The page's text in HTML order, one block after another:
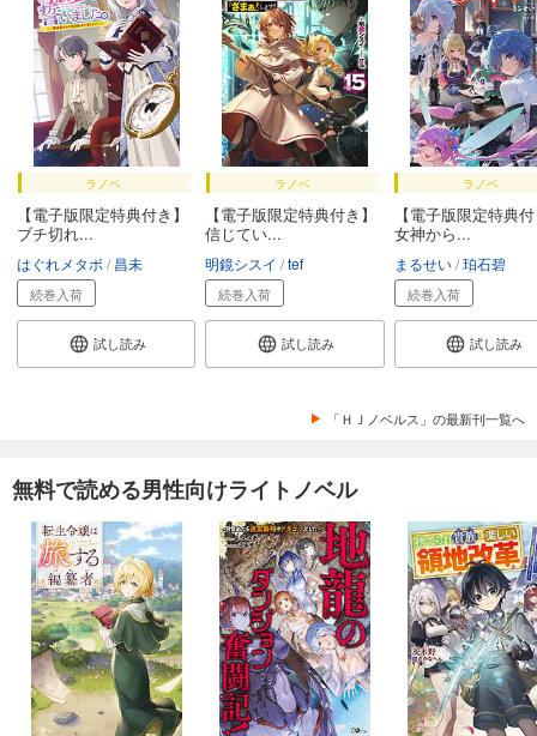
ラノベ
【電子版限定特典付き】
ブチ切れ...
はぐれメタボ 昌未
続巻入荷
試し読み
ラノベ
【電子版限定特典付き】
信じてい...
明鏡シスイ tef
続巻入荷
試し読み
ラノベ
【電子版限定特典
女神から...
まるせい 珀石碧
続巻入荷
試し読み
「ＨＪノベルス」の最新刊一覧へ
無料で読める男性向けライトノベル